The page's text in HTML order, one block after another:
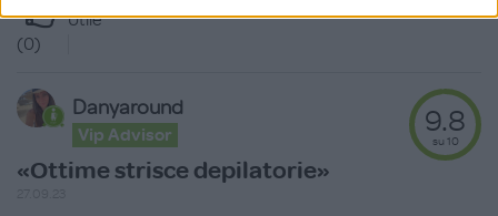
Utile
(0)
Danyaround
Vip Advisor
«Ottime strisce depilatorie»
9.8
su 10